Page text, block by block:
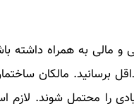
مالی به همراه داشته
برسانید. مالکان
را محتمل شوند. لازم